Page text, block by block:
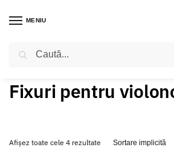
MENIU
Fixuri pentru
Afișez toate cele 4 rezultate